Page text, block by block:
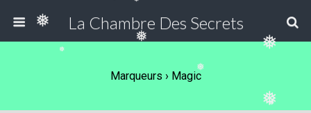
❅
❅
❅
❅
❅
❅
❅
❅
La Chambre Des Secrets
Marqueurs › Magic